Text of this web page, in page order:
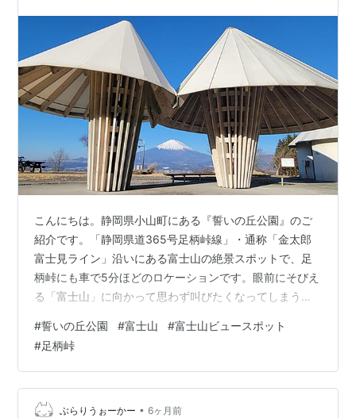
こんにちは。静岡県小山町にある『誓いの丘公園』のご
紹介です。「静岡県道365号足柄峠線」・通称「金太郎
富士見ライン」沿いにある富士山の絶景スポットで、足
柄峠にも車で5分ほどのロケーションです。眼前にそびえ
る「富士山」に向かって思わず叫びたくなってしまう雰
は夕陽が富士山頂に沈んでいく「ダイヤモンド富士」を
撮影しようと多くのカメラマンが訪れる人気の場所でも
あります！ 誓いの公園 入口 未舗装ですが、駐車場は思
っていたより広め。普通車20台くらいは駐車できそうで
す。今年2026年2～3月は公園改修工事のため、閉鎖にな
#誓いの丘公園 #富士山 #富士山ビュースポット
#足柄峠
ぶらりうぉーかー • 6ヶ月前